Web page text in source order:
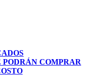
PODRÁN COMPRAR